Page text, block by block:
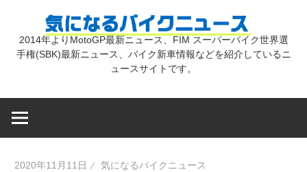
気
2014年よりMotoGP最新ニュース、FIM スーパーバイク世界選
手権(SBK)最新ニュース、バイク新車情報などを紹介しているニ
ュースサイトです。
2020年11月11日 気になるバイクニュース